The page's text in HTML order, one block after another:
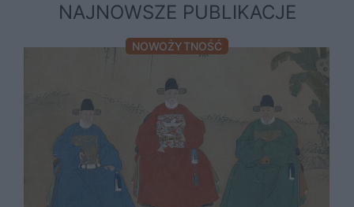
NAJNOWSZE PUBLIKACJE
NOWOŻYTNOŚĆ